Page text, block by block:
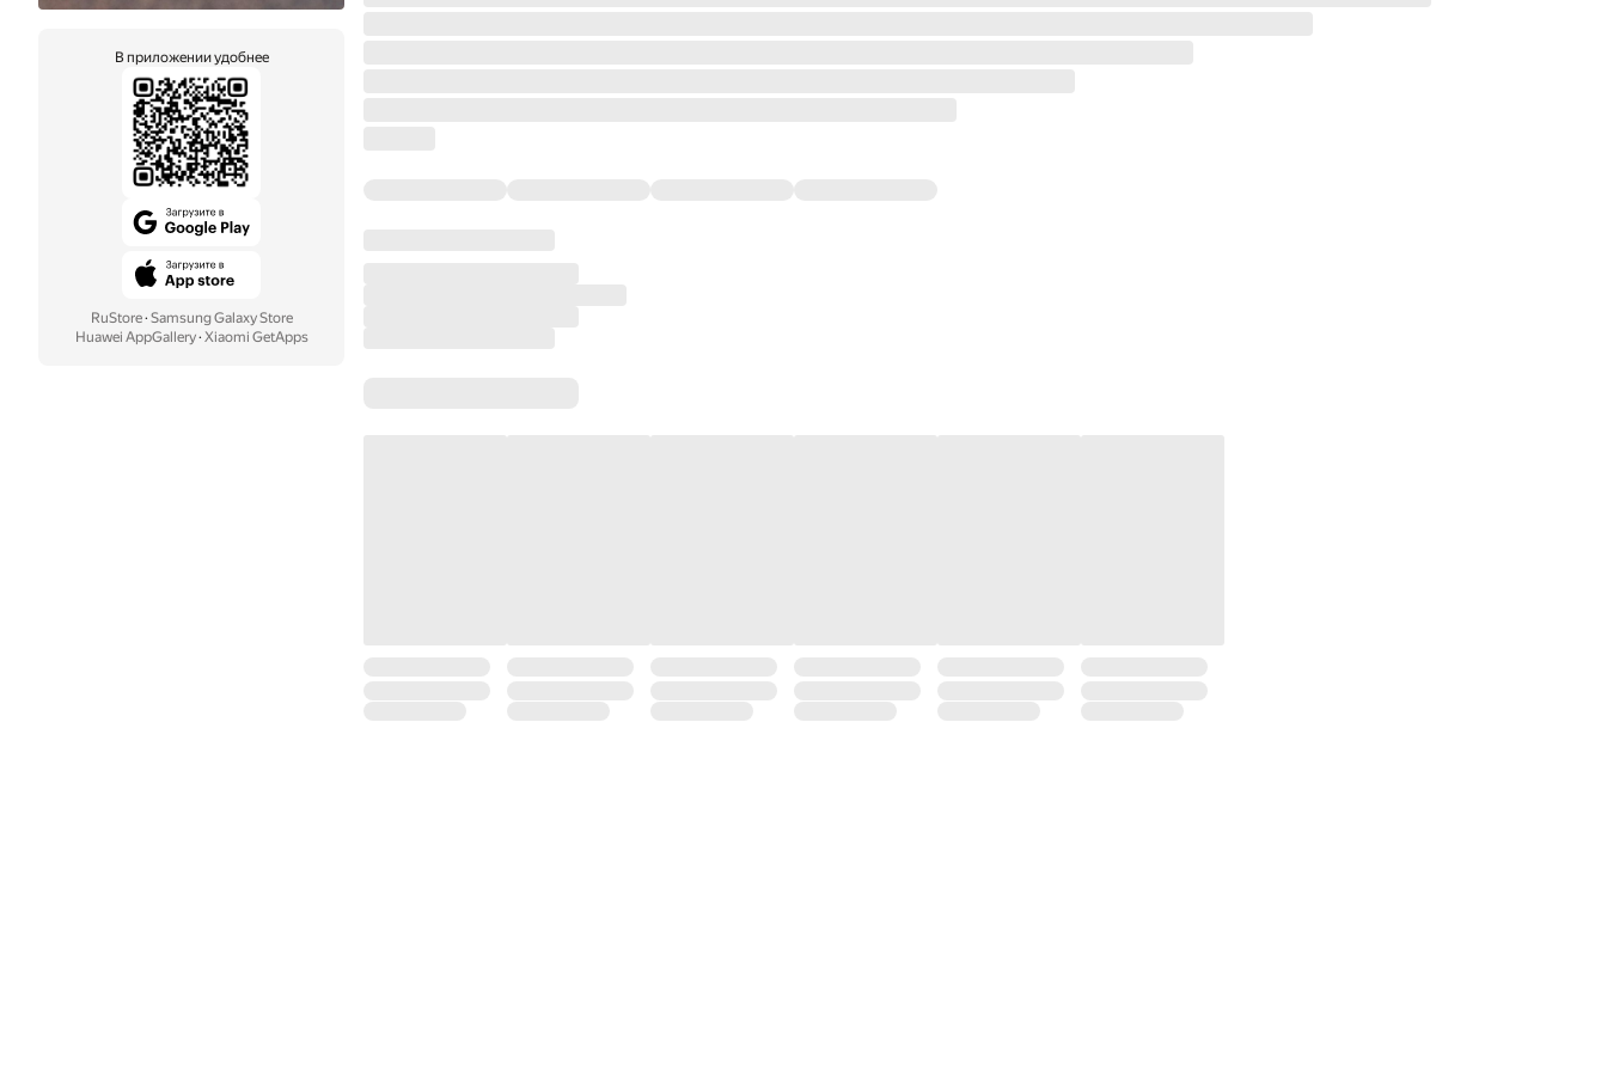
В приложении удобнее
RuStore· Samsung Galaxy Store
Huawei AppGallery· Xiaomi GetApps